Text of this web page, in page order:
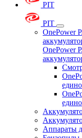
PIT
PIT
OnePower
OnePower
Аппараты